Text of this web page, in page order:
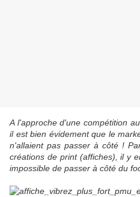
A l'approche d'une compétition
il est bien évidement que le
n'allaient pas passer à côté !
créations de print (affiches), il y
impossible de passer à côté du